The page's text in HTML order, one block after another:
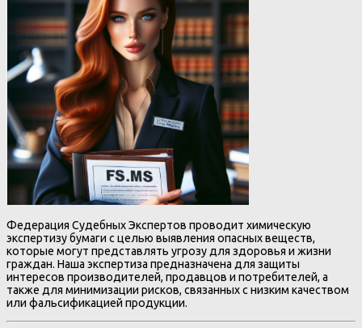
Федерация Судебных Экспертов проводит химическую
экспертизу бумаги с целью выявления опасных веществ,
которые могут представлять угрозу для здоровья и жизни
граждан. Наша экспертиза предназначена для защиты
интересов производителей, продавцов и потребителей, а
также для минимизации рисков, связанных с низким качеством
или фальсификацией продукции.